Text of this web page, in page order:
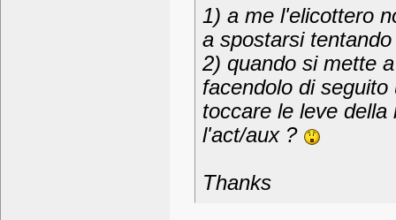
1) a me l'elicottero
a spostarsi
2) quando si mette
facendolo di
toccare le leve
l'act/aux ?
Thanks